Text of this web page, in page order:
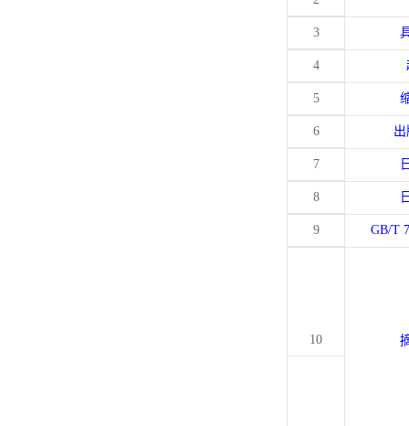
3
4
5
6
7
8
9 GB/T
10